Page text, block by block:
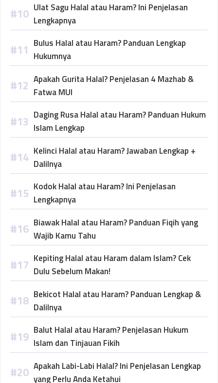
Ulat Sagu Halal atau Haram? Ini Penjelasan
Lengkapnya
Bulus Halal atau Haram? Panduan Lengkap
Hukumnya
Apakah Gurita Halal? Penjelasan 4 Mazhab &
Fatwa MUI
Daging Rusa Halal atau Haram? Panduan Hukum
Islam Lengkap
Kelinci Halal atau Haram? Jawaban Lengkap +
Dalilnya
Kodok Halal atau Haram? Ini Penjelasan
Lengkapnya
Biawak Halal atau Haram? Panduan Fiqih yang
Wajib Kamu Tahu
Kepiting Halal atau Haram dalam Islam? Cek
Dulu Sebelum Makan!
Bekicot Halal atau Haram? Panduan Lengkap &
Dalilnya
Balut Halal atau Haram? Penjelasan Hukum
Islam dan Tinjauan Fikih
Apakah Labi-Labi Halal? Ini Penjelasan Lengkap
yang Perlu Anda Ketahui